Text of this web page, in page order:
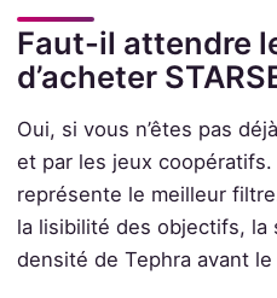
Faut-il attendre
d’acheter
Oui, si vous n’êtes pas
et par les jeux
représente le meilleur
la lisibilité des objectifs, la
densité de Tephra avant